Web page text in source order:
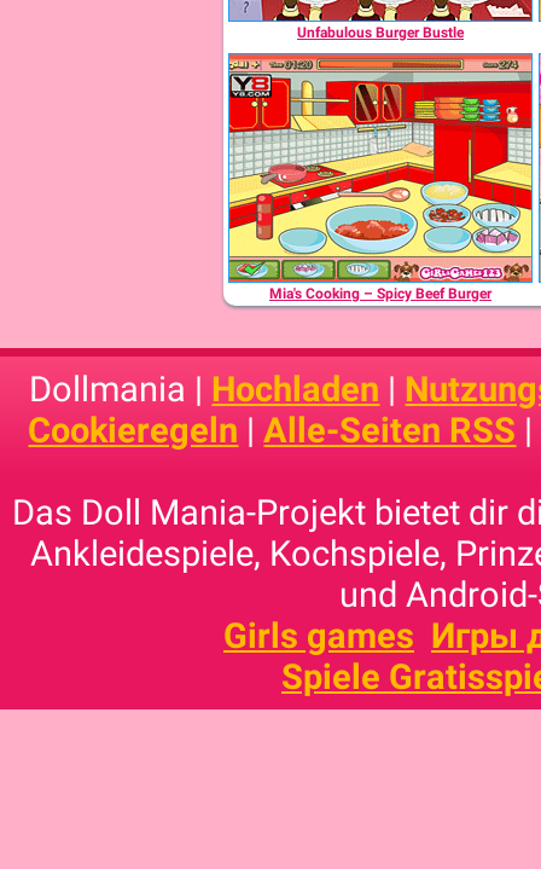
Unfabulous Burger Bustle
Mia's Cooking – Spicy Beef Burger
Dollmania | Hochladen |
Cookieregeln |Alle-Seiten RSS |
Das Doll Mania-Projekt bietet dir
Ankleidespiele, Kochspiele,
und
Girls games Игры
Spiele